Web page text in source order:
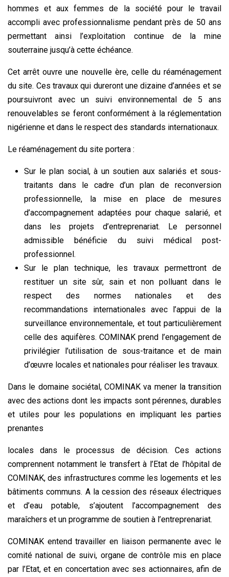
hommes et aux femmes de la société pour le travail
accompli avec professionnalisme pendant près de 50 ans
permettant ainsi l’exploitation continue de la mine
souterraine jusqu’à cette échéance.
Cet arrêt ouvre une nouvelle ère, celle du réaménagement
du site. Ces travaux qui dureront une dizaine d’années et se
poursuivront avec un suivi environnemental de 5 ans
renouvelables se feront conformément à la réglementation
nigérienne et dans le respect des standards internationaux.
Le réaménagement du site portera :
Sur le plan social, à un soutien aux salariés et sous-
traitants dans le cadre d’un plan de reconversion
professionnelle, la mise en place de mesures
d’accompagnement adaptées pour chaque salarié, et
dans les projets d’entreprenariat. Le personnel
admissible bénéficie du suivi médical post-
professionnel.
Sur le plan technique, les travaux permettront de
restituer un site sûr, sain et non polluant dans le
respect des normes nationales et des
recommandations internationales avec l’appui de la
surveillance environnementale, et tout particulièrement
celle des aquifères. COMINAK prend l’engagement de
privilégier l’utilisation de sous-traitance et de main
d’œuvre locales et nationales pour réaliser les travaux.
Dans le domaine sociétal, COMINAK va mener la transition
avec des actions dont les impacts sont pérennes, durables
et utiles pour les populations en impliquant les parties
prenantes
locales dans le processus de décision. Ces actions
comprennent notamment le transfert à l’Etat de l’hôpital de
COMINAK, des infrastructures comme les logements et les
bâtiments communs. A la cession des réseaux électriques
et d’eau potable, s’ajoutent l’accompagnement des
maraîchers et un programme de soutien à l’entreprenariat.
COMINAK entend travailler en liaison permanente avec le
comité national de suivi, organe de contrôle mis en place
par l’Etat, et en concertation avec ses actionnaires, afin de